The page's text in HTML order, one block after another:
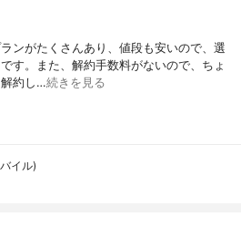
ンがたくさんあり、値段も安いので、選
す。また、解約手数料がないので、ちょ
解約し…続きを見る
イル)